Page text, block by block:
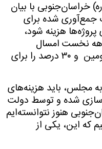
خراسان‌جنوبی با بیان
جمع‌آوری شده برای
هزینه شود،
نخست امسال
و ۳۰ درصد را برای
مجلس، باید هزینه‌های
سازی شده و توسط دولت
هنوز نتوانسته‌ایم
که این، یکی از